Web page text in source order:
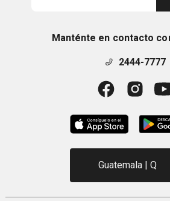
Manténte en contacto
2444-7777
Guatemala | Q